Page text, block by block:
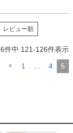
レビュー順
件中 121-126件表示
1 … 4 5